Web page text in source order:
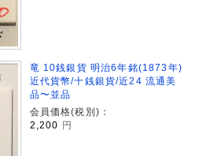
竜 10銭銀貨 明治6年銘(1873年)
近代貨幣/十銭銀貨/近24 流通美
品〜並品
会員価格(税別)：
2,200 円